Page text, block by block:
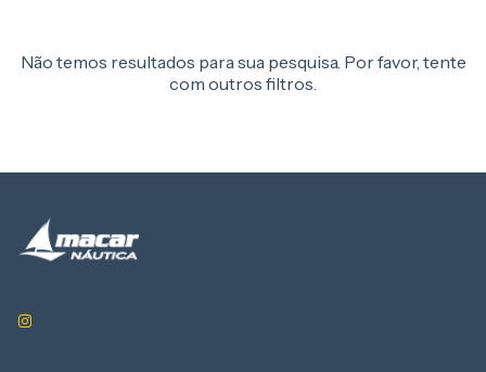
Não temos resultados para sua pesquisa. Por favor, tente
com outros filtros.